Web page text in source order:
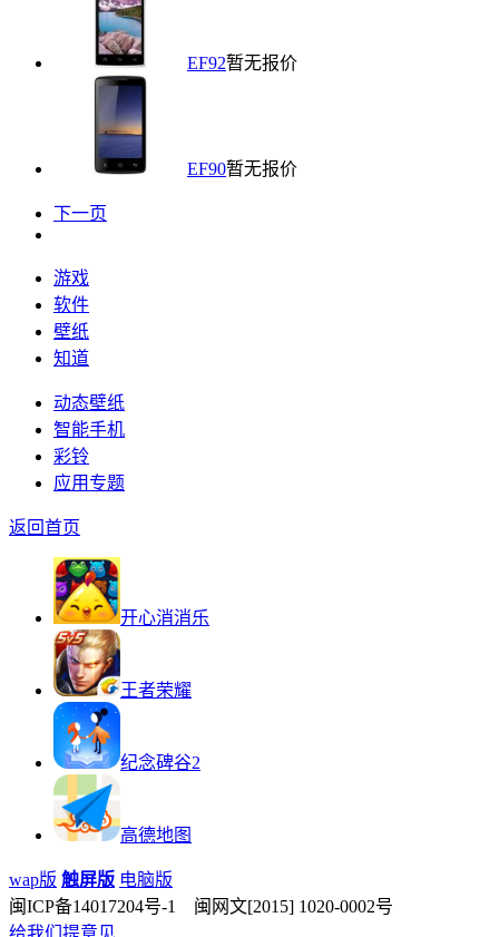
EF92暂无报价
EF90暂无报价
下一页
游戏
软件
壁纸
知道
动态壁纸
智能手机
彩铃
应用专题
返回首页
开心消消乐
王者荣耀
纪念碑谷2
高德地图
wap版 触屏版 电脑版
闽ICP备14017204号-1 闽网文[2015] 1020-0002号
给我们提意见